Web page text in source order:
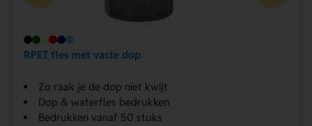
RPET fles met vaste dop
Zo raak je de dop niet kwijt
Dop & waterfles bedrukken
Bedrukken vanaf 50 stuks